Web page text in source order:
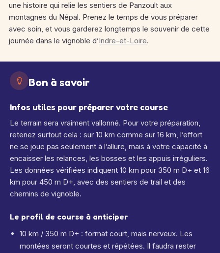
une histoire qui relie les sentiers de Panzoult aux
montagnes du Népal. Prenez le temps de vous préparer
avec soin, et vous garderez longtemps le souvenir de cette
journée dans le vignoble d’Indre-et-Loire.
Bon à savoir
Infos utiles pour préparer votre course
Le terrain sera vraiment vallonné. Pour votre préparation,
retenez surtout cela : sur 10 km comme sur 16 km, l’effort
ne se joue pas seulement à l’allure, mais à votre capacité à
encaisser les relances, les bosses et les appuis irréguliers.
Les données vérifiées indiquent 10 km pour 350 m D+ et 16
km pour 450 m D+, avec des sentiers de trail et des
chemins de vignoble.
Le profil de course à anticiper
10 km / 350 m D+ : format court, mais nerveux. Les
montées seront courtes et répétées. Il faudra rester